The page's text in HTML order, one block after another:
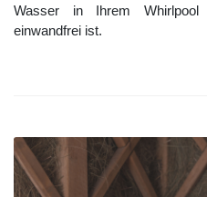
Wasser in Ihrem
einwandfrei ist.